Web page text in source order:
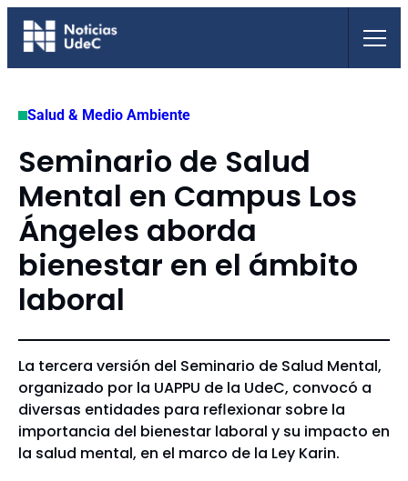
Saltar
Salud & Medio Ambiente
Seminario de Salud
Mental en Campus Los
Ángeles aborda
bienestar en el ámbito
laboral
La tercera versión del Seminario de Salud Mental,
organizado por la UAPPU de la UdeC, convocó a
diversas entidades para reflexionar sobre la
importancia del bienestar laboral y su impacto en
la salud mental, en el marco de la Ley Karin.